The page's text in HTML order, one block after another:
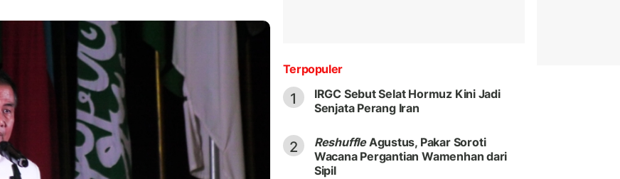
Terpopuler
1
IRGC Sebut Selat Hormuz Kini Jadi
Senjata Perang Iran
2 ReshuffleAgustus, Pakar Soroti
Wacana Pergantian Wamenhan dari
Sipil